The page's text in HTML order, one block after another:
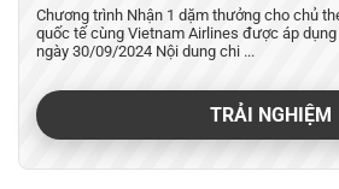
Chương trình Nhận 1 dặm thưởng cho chủ
quốc tế cùng Vietnam Airlines được áp
ngày 30/09/2024 Nội dung chi ...
TRẢI NGHIỆM